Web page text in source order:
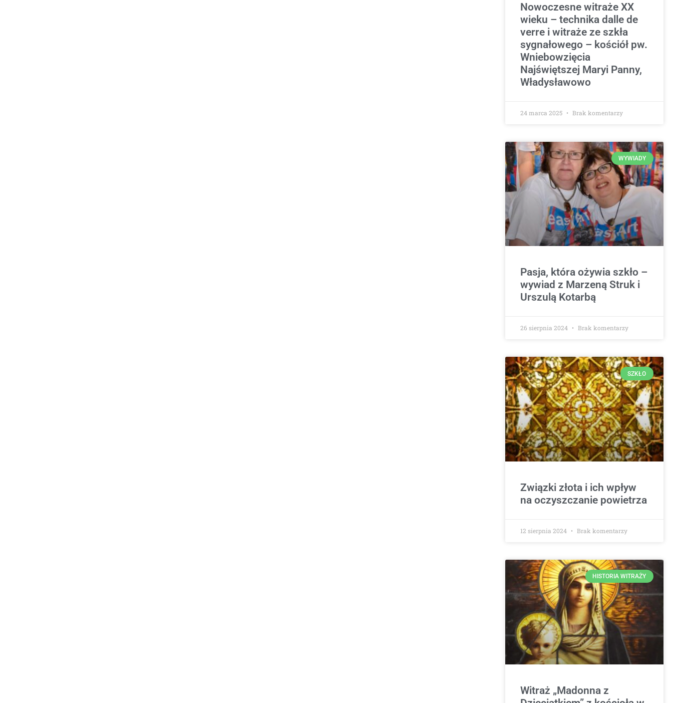
Nowoczesne witraże XX
wieku – technika dalle de
verre i witraże ze szkła
sygnałowego – kościół pw.
Wniebowzięcia
Najświętszej Maryi Panny,
Władysławowo
24 marca 2025 Brak komentarzy
WYWIADY
Pasja, która ożywia szkło –
wywiad z Marzeną Struk i
Urszulą Kotarbą
26 sierpnia 2024 Brak komentarzy
SZKŁO
Związki złota i ich wpływ
na oczyszczanie powietrza
12 sierpnia 2024 Brak komentarzy
HISTORIA WITRAŻY
Witraż „Madonna z